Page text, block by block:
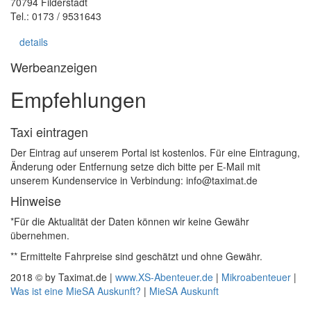
Tel.: 0173 / 9531643
details
Werbeanzeigen
Empfehlungen
Taxi eintragen
Der Eintrag auf unserem Portal ist kostenlos. Für eine Eintragung,
Änderung oder Entfernung setze dich bitte per E-Mail mit
unserem Kundenservice in Verbindung: info@taximat.de
Hinweise
*Für die Aktualität der Daten können wir keine Gewähr
übernehmen.
** Ermittelte Fahrpreise sind geschätzt und ohne Gewähr.
2018 © by Taximat.de | www.XS-Abenteuer.de | Mikroabenteuer |
Was ist eine MieSA Auskunft? | MieSA Auskunft